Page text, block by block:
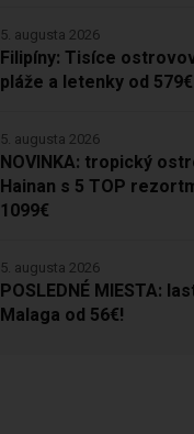
Filipíny: Tisíce
pláže a letenky od
5. augusta 2026
NOVINKA: tropický
Hainan s 5 TOP
1099€
5. augusta 2026
POSLEDNÉ MIESTA:
Malaga od 56€!
5. augusta 2026